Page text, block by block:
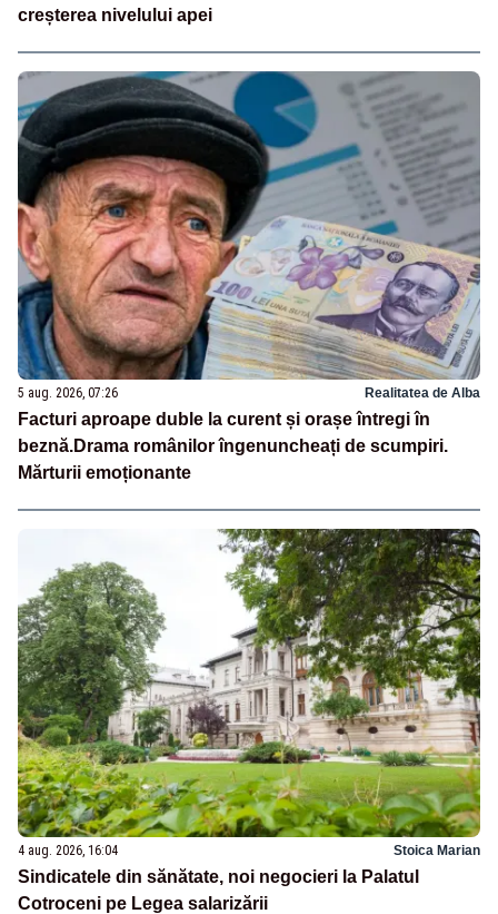
creșterea nivelului apei
5 aug. 2026, 07:26 Realitatea de Alba
Facturi aproape duble la curent și orașe întregi în
beznă.Drama românilor îngenuncheați de scumpiri.
Mărturii emoționante
4 aug. 2026, 16:04 Stoica Marian
Sindicatele din sănătate, noi negocieri la Palatul
Cotroceni pe Legea salarizării